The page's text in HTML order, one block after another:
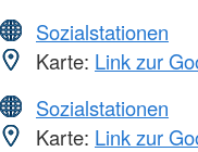
Sozialstationen
Karte: Link zur
Sozialstationen
Karte: Link zur